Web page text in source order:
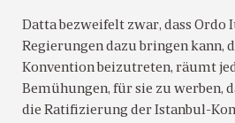
Datta bezweifelt zwar, dass Ordo
Regierungen dazu bringen kann,
Konvention beizutreten, räumt
Bemühungen, für sie zu werben,
die Ratifizierung der Istanbul-